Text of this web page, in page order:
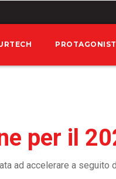
per il
ad accelerare a